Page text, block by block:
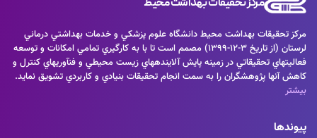
مرکز تحقیقات بهداشت محیط
مركز تحقيقات بهداشت محيط دانشگاه علوم پزشكي و خدمات بهداشتي درماني
لرستان (از تاريخ 3-12-1399) مصمم است تا با به كارگيري تمامي امكانات و توسعه
فعاليت­هاي تحقيقاتي در زمينه پايش آلاينده­هاي زيست محيطي و فنآوري­هاي كنترل و
كاهش آنها پژوهشگران را به سمت انجام تحقيقات بنيادي و كاربردي تشويق نمايد.
بیشتر
پیوندها